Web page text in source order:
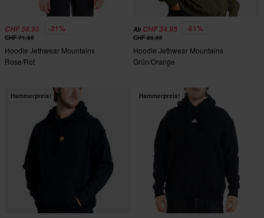
CHF 56.95 -21%
CHF 71.95
Hoodie Jethwear Mountains
Rose/Rot
Ab CHF 34.95 -61%
CHF 89.95
Hoodie Jethwear Mountains
Grün/Orange
Hammerpreis! Hammerpreis!